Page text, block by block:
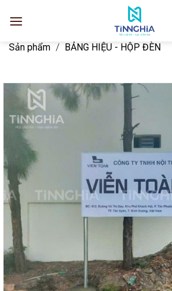
Sản phẩm / BẢNG HIỆU - HỘP ĐÈN